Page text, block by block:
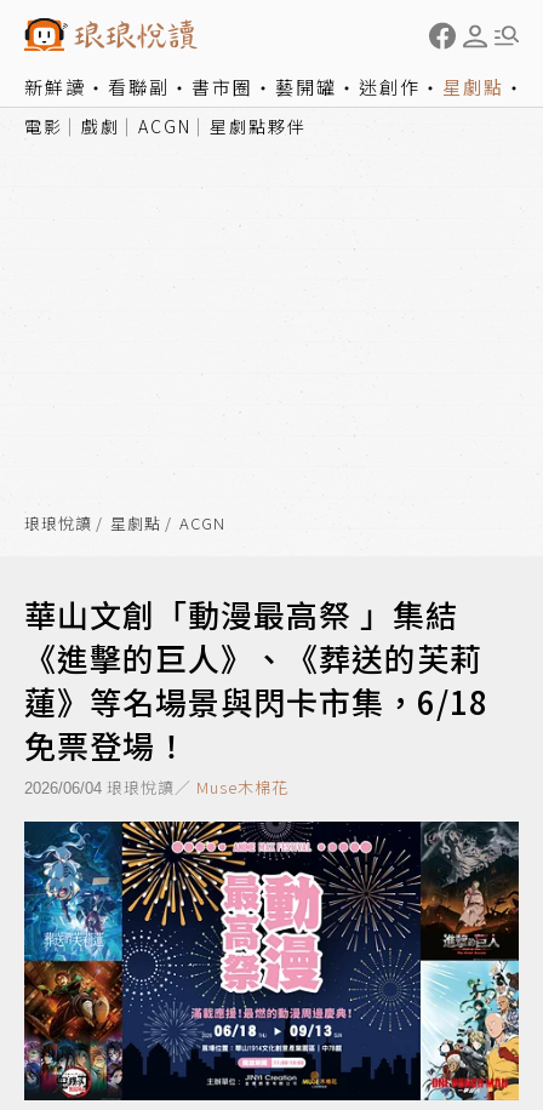
新鮮讀 看聯副 書市圈 藝開罐 迷創作 星劇點
電影 戲劇 ACGN 星劇點夥伴
琅琅悅讀 星劇點 ACGN
華山文創「動漫最高祭 」集結
《進擊的巨人》、《葬送的芙莉
蓮》等名場景與閃卡市集，6/18
免票登場！
2026/06/04 琅琅悅讀／ Muse木棉花